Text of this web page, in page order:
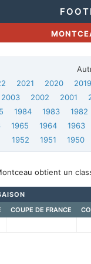
2021 2020 2019
2003 2002 2001
1984 1983 1982
1965 1964 1963
1952
1951 1950
obtient un
COUPE DE FRANCE